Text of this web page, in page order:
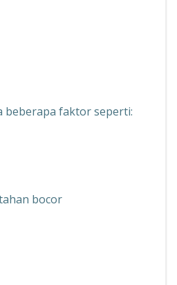
beberapa faktor seperti:
bocor